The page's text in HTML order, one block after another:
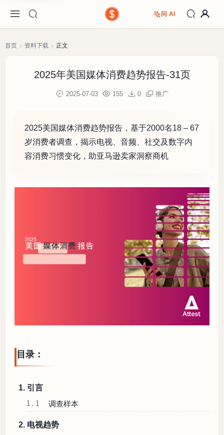
问 AI
首页 资料下载 正文
2025年美国媒体消费趋势报告-31页
2025-07-03 155 0 推广
2025美国媒体消费趋势报告，基于2000名18 – 67
岁消费者调查，揭示电视、音频、社交及数字内
容消费习惯变化，助亚马逊卖家洞察商机
目录：
1. 引言
1.1 调查样本
2. 电视趋势